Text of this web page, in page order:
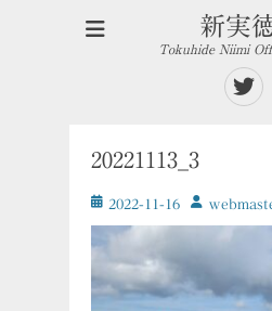
新実
Tokuhide Niimi
20221113_3
投
稿
2022-11-16
投
稿
ｗ